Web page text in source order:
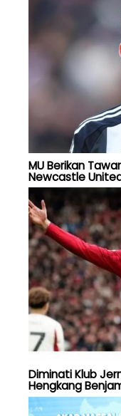
MU Berikan
Newcastle
Diminati Klub
Hengkang